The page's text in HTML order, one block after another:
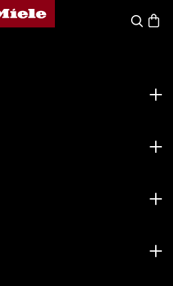
hjemmeside
Søk